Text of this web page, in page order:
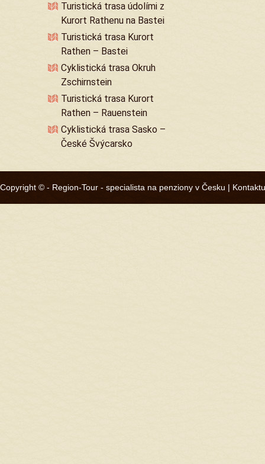
Turistická trasa údolími z
Kurort Rathenu na Bastei
Turistická trasa Kurort
Rathen – Bastei
Cyklistická trasa Okruh
Zschirnstein
Turistická trasa Kurort
Rathen – Rauenstein
Cyklistická trasa Sasko –
České Švýcarsko
Copyright © - Region-Tour - specialista na penziony v Česku |